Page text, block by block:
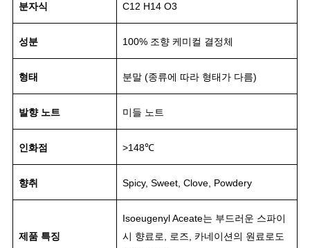
분자식 C12 H14 O3
성분 100% 조향 케미컬 결정체
형태 분말 (종류에 따라 형태가 다름)
발향 노트 미들 노트
인화점 >148℃
향취 Spicy, Sweet, Clove, Powdery
제품 특징
Isoeugenyl Aceate는 부드러운 스파이
시 향료로, 로즈, 카네이션의 원료로도